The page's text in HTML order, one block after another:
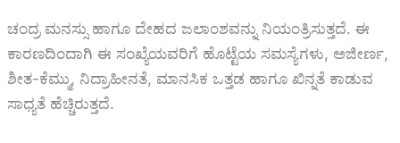
ಚಂದ್ರ ಮನಸ್ಸು ಹಾಗೂ ದೇಹದ ಜಲಾಂಶವನ್ನು ನಿಯಂತ್ರಿಸುತ್ತದೆ. ಈ
ಕಾರಣದಿಂದಾಗಿ ಈ ಸಂಖ್ಯೆಯವರಿಗೆ ಹೊಟ್ಟೆಯ ಸಮಸ್ಯೆಗಳು, ಅಜೀರ್ಣ,
ಶೀತ-ಕೆಮ್ಮು, ನಿದ್ರಾಹೀನತೆ, ಮಾನಸಿಕ ಒತ್ತಡ ಹಾಗೂ ಖಿನ್ನತೆ ಕಾಡುವ
ಸಾಧ್ಯತೆ ಹೆಚ್ಚಿರುತ್ತದೆ.